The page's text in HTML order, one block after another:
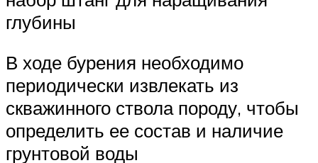
глубины
В ходе бурения необходимо
периодически извлекать из
скважинного ствола породу, чтобы
определить ее состав и наличие
грунтовой воды